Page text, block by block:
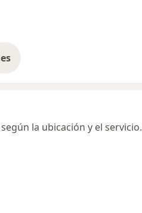
la ubicación y el servicio.